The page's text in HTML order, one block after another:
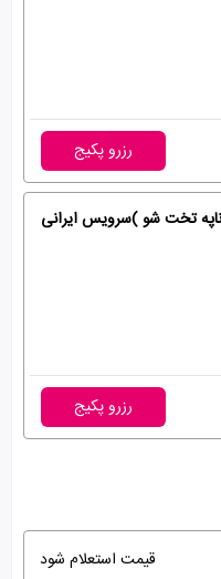
رزرو پکیج
تخت شو )سرویس ایرانی
رزرو پکیج
قیمت استعلام شود